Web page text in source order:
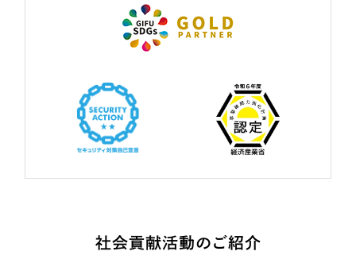
社会貢献活動のご紹介